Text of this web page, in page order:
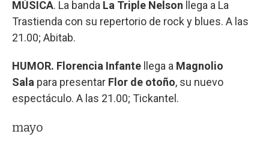
MÚSICA. La banda La Triple Nelson llega a La
Trastienda con su repertorio de rock y blues. A las
21.00; Abitab.
HUMOR. Florencia Infante llega a Magnolio
Sala para presentar Flor de otoño, su nuevo
espectáculo. A las 21.00; Tickantel.
mayo